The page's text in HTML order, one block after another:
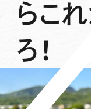
らこ
ろ！